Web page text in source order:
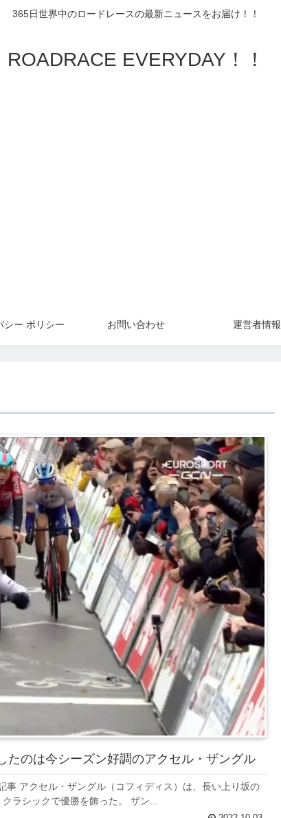
365日世界中のロードレースの最新ニュースをお届け！！
ROADRACE EVERYDAY！！
シー ポリシー お問い合わせ 運営者情報
たのは今シーズン好調のアクセル・ザングル
アクセル・ザングル（コフィディス）は、長い上り坂の
ラシックで優勝を飾った。 ザン...